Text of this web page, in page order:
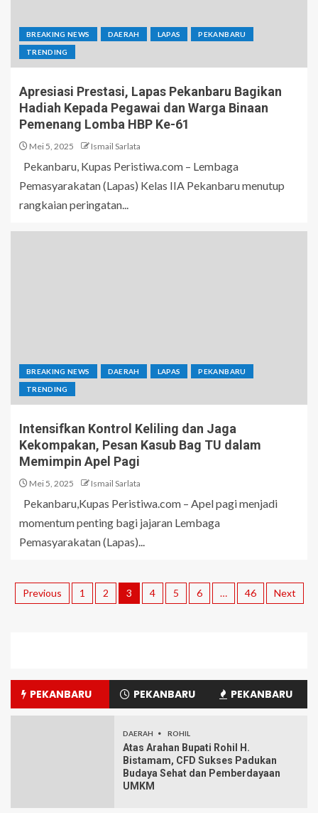
BREAKING NEWS DAERAH LAPAS PEKANBARU
TRENDING
Apresiasi Prestasi, Lapas Pekanbaru Bagikan
Hadiah Kepada Pegawai dan Warga Binaan
Pemenang Lomba HBP Ke-61
Mei 5, 2025 Ismail Sarlata
Pekanbaru, Kupas Peristiwa.com – Lembaga
Pemasyarakatan (Lapas) Kelas IIA Pekanbaru menutup
rangkaian peringatan...
BREAKING NEWS DAERAH LAPAS PEKANBARU
TRENDING
Intensifkan Kontrol Keliling dan Jaga
Kekompakan, Pesan Kasub Bag TU dalam
Memimpin Apel Pagi
Mei 5, 2025 Ismail Sarlata
Pekanbaru,Kupas Peristiwa.com – Apel pagi menjadi
momentum penting bagi jajaran Lembaga
Pemasyarakatan (Lapas)...
Previous 1 2 3 4 5 6 … 46 Next
PEKANBARU PEKANBARU PEKANBARU
DAERAH ROHIL
Atas Arahan Bupati Rohil H.
Bistamam, CFD Sukses Padukan
Budaya Sehat dan Pemberdayaan
UMKM